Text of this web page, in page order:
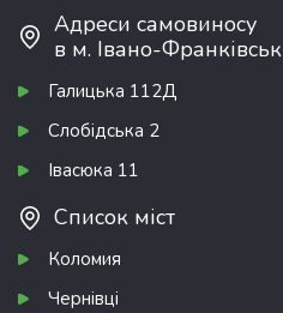
Адреси самовиносу
в м. Івано-Франківськ
Галицька 112Д
Слобідська 2
Івасюка 11
Список міст
Коломия
Чернівці